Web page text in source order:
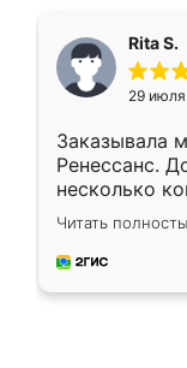
Rita S.
29
Заказывала
Ренессанс.
несколько
эту. Сначала
приехал
и снял
мебель
каких-либо
Читать